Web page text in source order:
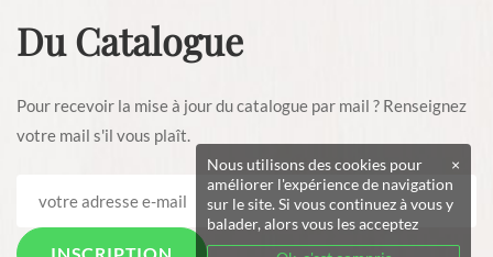
Du Catalogue
Pour recevoir la mise à jour du catalogue par mail ? Renseignez
votre mail s'il vous plaît.
×
Nous utilisons des cookies pour
améliorer l'expérience de navigation
sur le site. Si vous continuez à vous y
balader, alors vous les acceptez